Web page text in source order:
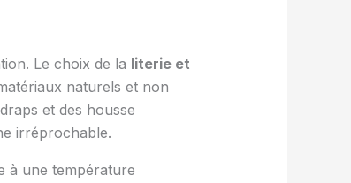
Le choix de la literie et
naturels et non
et des housse
irréprochable.
à une température